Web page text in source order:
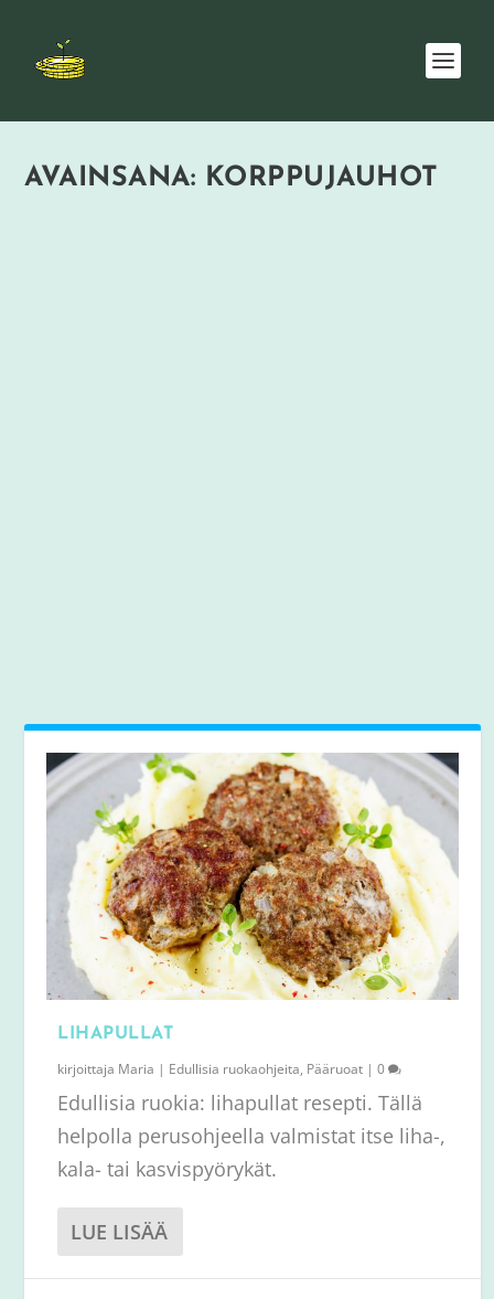
AVAINSANA: KORPPUJAUHOT
LIHAPULLAT
kirjoittaja Maria | Edullisia ruokaohjeita, Pääruoat |0
Edullisia ruokia: lihapullat resepti. Tällä
helpolla perusohjeella valmistat itse liha-,
kala- tai kasvispyörykät.
LUE LISÄÄ